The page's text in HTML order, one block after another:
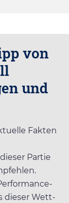
von
und
Fakten
Partie
dieser Wett-